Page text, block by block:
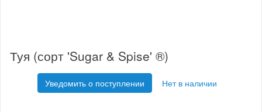
Туя (сорт 'Sugar & Spise' ®)
Уведомить о поступлении Нет в наличии